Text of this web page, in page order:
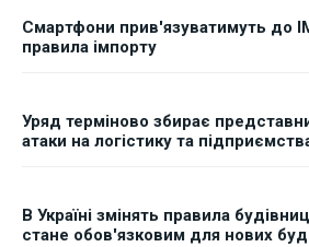
Смартфони прив'язуватимуть до
правила імпорту
Уряд терміново збирає
атаки на логістику та
В Україні змінять правила
стане обов'язковим для нових